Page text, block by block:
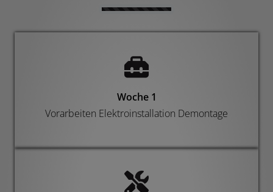
Woche 1
Vorarbeiten Elektroinstallation Demontage